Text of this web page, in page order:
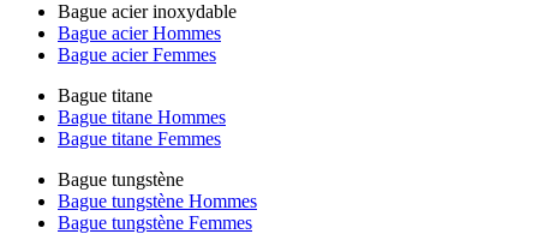
Bague acier inoxydable
Bague acier Hommes
Bague acier Femmes
Bague titane
Bague titane Hommes
Bague titane Femmes
Bague tungstène
Bague tungstène Hommes
Bague tungstène Femmes